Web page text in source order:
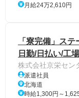
月給24万2,610円
「寮完備」ス
日勤/日払い/工
株式会社京栄セン
派遣社員
北海道
時給1,300円～